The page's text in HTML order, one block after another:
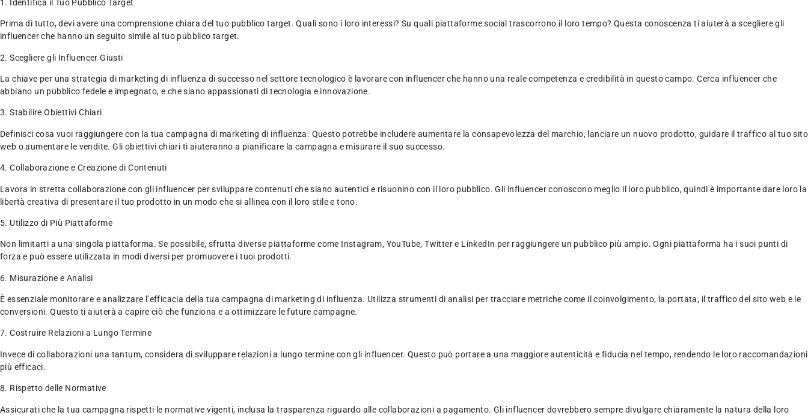
1. Identifica il Tuo Pubblico Target
Prima di tutto, devi avere una comprensione chiara del tuo pubblico target. Quali sono i loro interessi? Su quali piattaforme social trascorrono il loro tempo? Questa conoscenza ti aiuterà a scegliere gli
influencer che hanno un seguito simile al tuo pubblico target.
2. Scegliere gli Influencer Giusti
La chiave per una strategia di marketing di influenza di successo nel settore tecnologico è lavorare con influencer che hanno una reale competenza e credibilità in questo campo. Cerca influencer che
abbiano un pubblico fedele e impegnato, e che siano appassionati di tecnologia e innovazione.
3. Stabilire Obiettivi Chiari
Definisci cosa vuoi raggiungere con la tua campagna di marketing di influenza. Questo potrebbe includere aumentare la consapevolezza del marchio, lanciare un nuovo prodotto, guidare il traffico al tuo sito
web o aumentare le vendite. Gli obiettivi chiari ti aiuteranno a pianificare la campagna e misurare il suo successo.
4. Collaborazione e Creazione di Contenuti
Lavora in stretta collaborazione con gli influencer per sviluppare contenuti che siano autentici e risuonino con il loro pubblico. Gli influencer conoscono meglio il loro pubblico, quindi è importante dare loro la
libertà creativa di presentare il tuo prodotto in un modo che si allinea con il loro stile e tono.
5. Utilizzo di Più Piattaforme
Non limitarti a una singola piattaforma. Se possibile, sfrutta diverse piattaforme come Instagram, YouTube, Twitter e LinkedIn per raggiungere un pubblico più ampio. Ogni piattaforma ha i suoi punti di
forza e può essere utilizzata in modi diversi per promuovere i tuoi prodotti.
6. Misurazione e Analisi
È essenziale monitorare e analizzare l’efficacia della tua campagna di marketing di influenza. Utilizza strumenti di analisi per tracciare metriche come il coinvolgimento, la portata, il traffico del sito web e le
conversioni. Questo ti aiuterà a capire ciò che funziona e a ottimizzare le future campagne.
7. Costruire Relazioni a Lungo Termine
Invece di collaborazioni una tantum, considera di sviluppare relazioni a lungo termine con gli influencer. Questo può portare a una maggiore autenticità e fiducia nel tempo, rendendo le loro raccomandazioni
più efficaci.
8. Rispetto delle Normative
Assicurati che la tua campagna rispetti le normative vigenti, inclusa la trasparenza riguardo alle collaborazioni a pagamento. Gli influencer dovrebbero sempre divulgare chiaramente la natura della loro